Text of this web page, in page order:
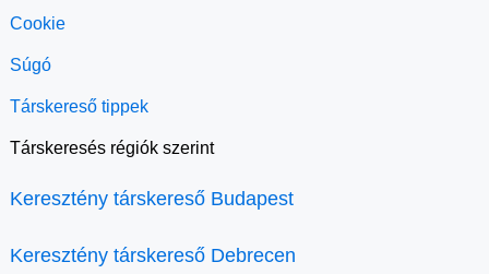
Cookie
Súgó
Társkereső tippek
Társkeresés régiók szerint
Keresztény társkereső Budapest
Keresztény társkereső Debrecen